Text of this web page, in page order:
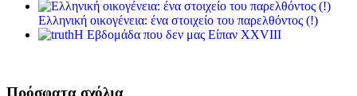
Ελληνική οικογένεια: ένα στοιχείο του παρελθόντος (!)
Η Εβδομάδα που δεν μας Είπαν XXVIII
Πρόσφατα σχόλια